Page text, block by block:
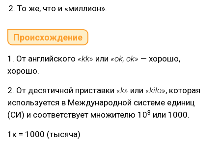
То же, что и «миллион».
Происхождение
1. От английского «kk» или «ok, ok» — хорошо,
хорошо.
2. От десятичной приставки «k» или «kilo», которая
используется в Международной системе единиц
(СИ) и соответствует множителю 103 или 1000.
1к = 1000 (тысяча)